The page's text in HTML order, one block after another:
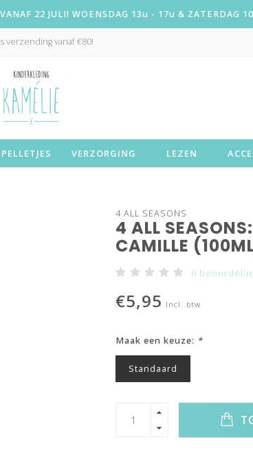
22 JULI! WOENSDAG 13u - 17u & ZATERDAG
verzending vanaf €80!
VERZORGING LEZEN
4 ALL SEASONS
4 ALL
CAMILLE
0
€5,95 Incl. btw
Maak een keuze: *
Standaard